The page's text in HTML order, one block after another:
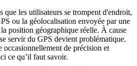
que les utilisateurs se trompent d'endroit,
ou la géolocalisation envoyée par une
position géographique réelle. À cause
servir du GPS devient problématique.
occasionnellement de précision et
ce qu’il faut savoir.